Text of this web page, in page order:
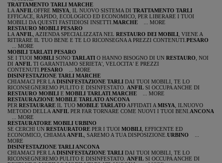
TRATTAMENTO TARLI MARCHE
LA ANFILOFFRE MISYA , IL NUOVO SISTEMA DI TRATTAMENTO TARLI
EFFICACE, RAPIDO, ECOLOGICO ED ECONOMICO, PER LIBERARE I TUOI
MOBILI DA QUESTI FASTIDIOSI INSETTI. MARCHE
... MORE
RESTAURO MOBILI PESARO
LA ANFIL , AZIENDA SPECIALIZZATA NEL RESTAURO DEI MOBILI , VIENE A
RITIRARE IL TUO BENE E TE LO RICONSEGNA A PREZZI CONTENUTI. PESARO
... MORE
MOBILI TARLATI PESARO
SE I TUOI MOBILI SONO TARLATI O HANNO BISOGNO DI UN RESTAURO , NOI
DI ANFIL TI GARANTIAMO SERIETA', VELOCITA' E PREZZI
CONTENUTI. PESARO
... MORE
DISINFESTAZIONE TARLI MARCHE
CHIAMACI PER LA DISINFESTAZIONE TARLI DAI TUOI MOBILI, TE LO
RICONSEGNEREMO PULITO E DISINFESTATO. ANFIL SI OCCUPA ANCHE DI
RESTAURO MOBILI E MOBILI TARLATI MARCHE
... MORE
RESTAURAZIONE MOBILE TARLATO ANCONA
PER RESTAURARE IL TUO MOBILE TARLATO AFFIDATI A MISYA , ILNUOVO
METODO DELLA ANFIL PER FAR TORNARE COME NUOVI I TUOI BENI. ANCONA
... MORE
RESTAURATORE MOBILI URBINO
SE CERCHI UN RESTAURATORE PER I TUOI MOBILI , EFFICENTE ED
ECONOMICO, CHIAMA ANFIL , SAREMO A TUA DISPOSIZIONE. URBINO
MORE
DISINFESTAZIONE TARLI ANCONA
CHIAMACI PER LA DISINFESTAZIONE TARLI DAI TUOI MOBILI, TE LO
RICONSEGNEREMO PULITO E DISINFESTATO. ANFIL SI OCCUPA ANCHE DI